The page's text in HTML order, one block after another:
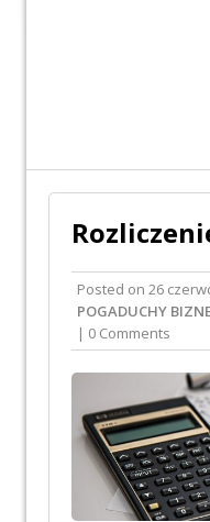
Posted on 26
POGADUCHY
| 0 Comments